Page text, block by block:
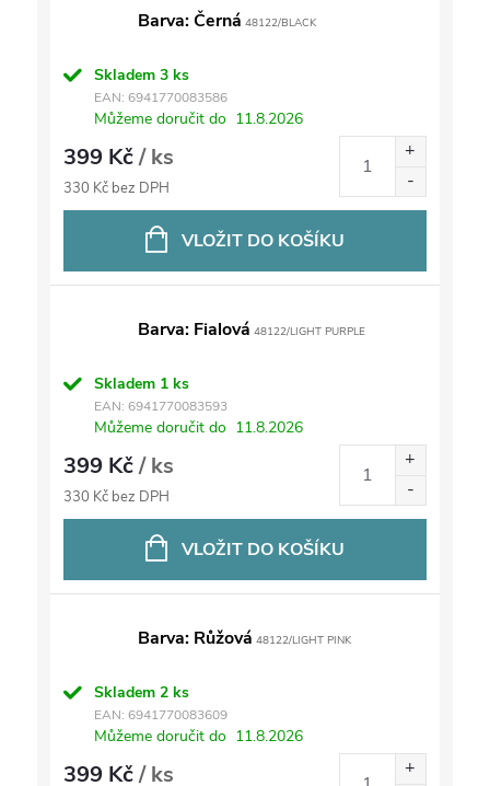
Barva: Černá 48122/BLACK
Skladem3 ks
EAN: 6941770083586
Můžeme doručit do 11.8.2026
399 Kč/ ks
330 Kč bez DPH
VLOŽIT DO KOŠÍKU
Barva: Fialová 48122/LIGHT PURPLE
Skladem 1 ks
EAN: 6941770083593
Můžeme doručit do 11.8.2026
399 Kč/ ks
330 Kč bez DPH
VLOŽIT DO KOŠÍKU
Barva: Růžová 48122/LIGHT PINK
Skladem 2 ks
EAN: 6941770083609
Můžeme doručit do 11.8.2026
399 Kč/ ks